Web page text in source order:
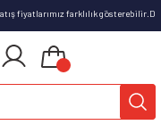
fiyatlarımız farklılık